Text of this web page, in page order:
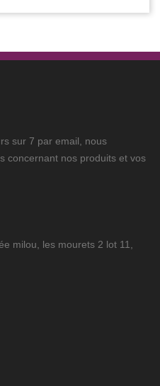
sur 7 par email, nous
concernant nos produits et vos
milou, les mourets 2 lot 11,